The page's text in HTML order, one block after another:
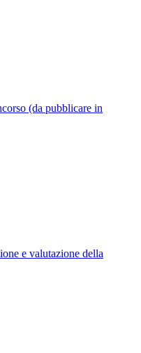
(da pubblicare in
e valutazione della